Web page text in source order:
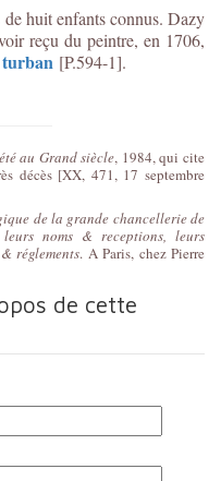
huit enfants connus. Dazy
reçu du peintre, en 1706,
[P.594-1].
au Grand siècle, 1984, qui cite
décès [XX, 471, 17 septembre
de la grande chancellerie de
noms & receptions, leurs
réglements. A Paris, chez Pierre
de cette